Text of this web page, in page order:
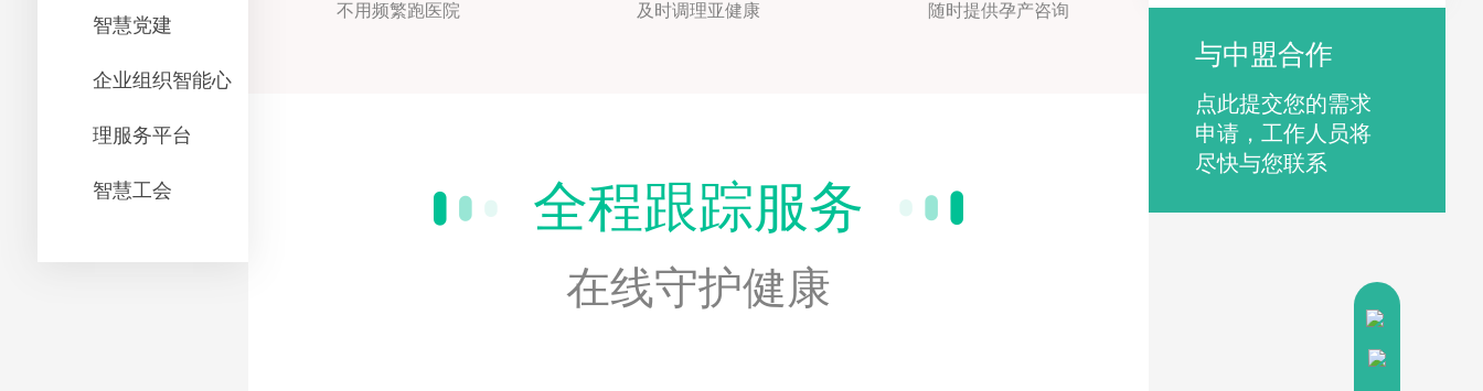
智慧党建
企业组织智能心
理服务平台
智慧工会
不用频繁跑医院
及时调理亚健康
随时提供孕产咨询
全程跟踪服务
在线守护健康
与中盟合作
点此提交您的需求
申请，工作人员将
尽快与您联系